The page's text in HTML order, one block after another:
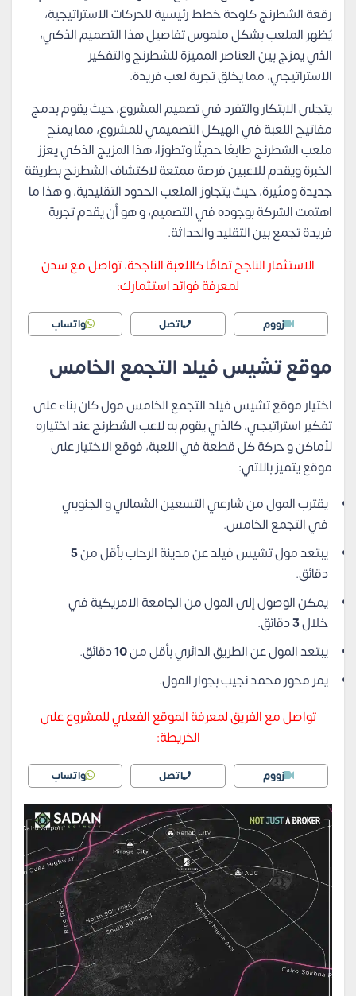
رقعة الشطرنج كلوحة خطط رئيسية للحركات الاستراتيجية،
يُظهر الملعب بشكل ملموس تفاصيل هذا التصميم الذكي،
الذي يمزج بين العناصر المميزة للشطرنج والتفكير
الاستراتيجي، مما يخلق تجربة لعب فريدة.
يتجلى الابتكار والتفرد في تصميم المشروع، حيث يقوم بدمج
مفاتيح اللعبة في الهيكل التصميمي للمشروع، مما يمنح
ملعب الشطرنج طابعًا حديثًا وتطورًا، هذا المزيج الذكي يعزز
الخبرة ويقدم للاعبين فرصة ممتعة لاكتشاف الشطرنج بطريقة
جديدة ومثيرة، حيث يتجاوز الملعب الحدود التقليدية، و هذا ما
اهتمت الشركة بوجوده في التصميم، و هو أن يقدم تجربة
فريدة تجمع بين التقليد والحداثة.
الاستثمار الناجح تمامًا كاللعبة الناجحة، تواصل مع سدن
لمعرفة فوائد استثمارك:
زووم اتصل واتساب
موقع تشيس فيلد التجمع الخامس
اختيار موقع تشيس فيلد التجمع الخامس مول كان بناء على
تفكير استراتيجي، كالذي يقوم به لاعب الشطرنج عند اختياره
لأماكن و حركة كل قطعة في اللعبة، فوقع الاختيار على
موقع يتميز بالاتي:
يقترب المول من شارعي التسعين الشمالي و الجنوبي
في التجمع الخامس.
يبتعد مول تشيس فيلد عن مدينة الرحاب بأقل من5
دقائق.
يمكن الوصول إلى المول من الجامعة الامريكية في
خلال3دقائق.
يبتعد المول عن الطريق الدائري بأقل من10دقائق.
يمر محور محمد نجيب بجوار المول.
تواصل مع الفريق لمعرفة الموقع الفعلي للمشروع على
الخريطة:
زووم اتصل واتساب